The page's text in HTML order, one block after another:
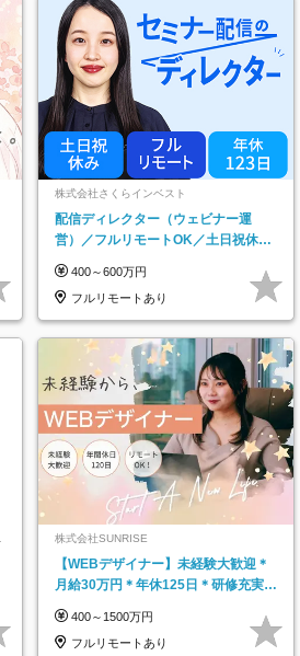
株式会社さくらインベスト
配信ディレクター（ウェビナー運
営）／フルリモートOK／土日祝休み
400～600万円
フルリモートあり
株式会社SUNRISE
【WEBデザイナー】未経験大歓迎＊
月給30万円＊年休125日＊研修充実＊
400～1500万円
フルリモートあり